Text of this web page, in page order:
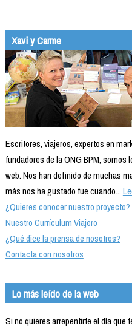
Xavi y Carme
Escritores, viajeros, expertos en
fundadores de la ONG BPM, somos
web. Nos han definido de muchas
más nos ha gustado fue cuando...
¿Quieres conocer nuestro proyecto?
Nuestro Currículum Viajero
¿Qué dice la prensa de nosotros?
Contacta con nosotros
Lo más leído de la web
Si no quieres arrepentirte el día que